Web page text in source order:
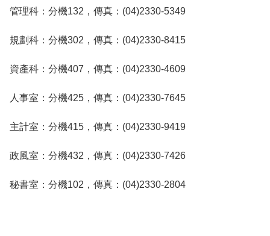
管理科：分機132，傳真：(04)2330-5349
規劃科：分機302，傳真：(04)2330-8415
資產科：分機407，傳真：(04)2330-4609
人事室：分機425，傳真：(04)2330-7645
主計室：分機415，傳真：(04)2330-9419
政風室：分機432，傳真：(04)2330-7426
秘書室：分機102，傳真：(04)2330-2804